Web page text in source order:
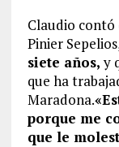
Claudio contó
Pinier
siete años,y
que ha
Maradona.
porque me
que le